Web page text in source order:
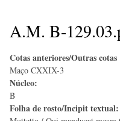
A.M. B-
Cotas anteriores/Outras
Maço CXXIX-3
Núcleo:
B
Folha de rosto/Incipit